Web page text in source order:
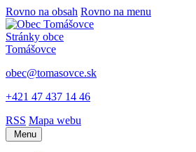
Rovno na obsah Rovno na menu
Stránky obce
Tomášovce
obec@tomasovce.sk
+421 47 437 14 46
RSS Mapa webu
Menu